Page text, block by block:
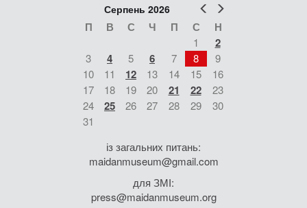
Попер
Серпень 2026
П В С Ч П С Н
1 2
3 4 5 6 7 8
9
10
11 12 13 14 15
16
17
18 19 20 21 22
23
24
25 26 27 28 29
30
31
із загальних питань:
maidanmuseum@gmail.com
для ЗМІ:
press@maidanmuseum.org